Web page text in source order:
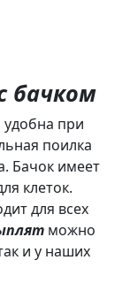
бачком
при
поилка
Бачок имеет
клеток.
для всех
можно
и у наших